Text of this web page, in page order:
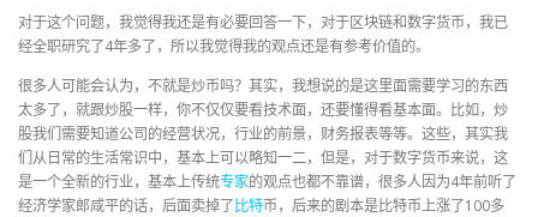
对于这个问题，我觉得我还是有必要回答一下，对于区块链和数字货币，我已
经全职研究了4年多了，所以我觉得我的观点还是有参考价值的。
很多人可能会认为，不就是炒币吗？其实，我想说的是这里面需要学习的东西
太多了，就跟炒股一样，你不仅仅要看技术面，还要懂得看基本面。比如，炒
股我们需要知道公司的经营状况，行业的前景，财务报表等等。这些，其实我
们从日常的生活常识中，基本上可以略知一二，但是，对于数字货币来说，这
是一个全新的行业，基本上传统专家的观点也都不靠谱，很多人因为4年前听了
经济学家郎咸平的话，后面卖掉了比特币，后来的剧本是比特币上涨了100多